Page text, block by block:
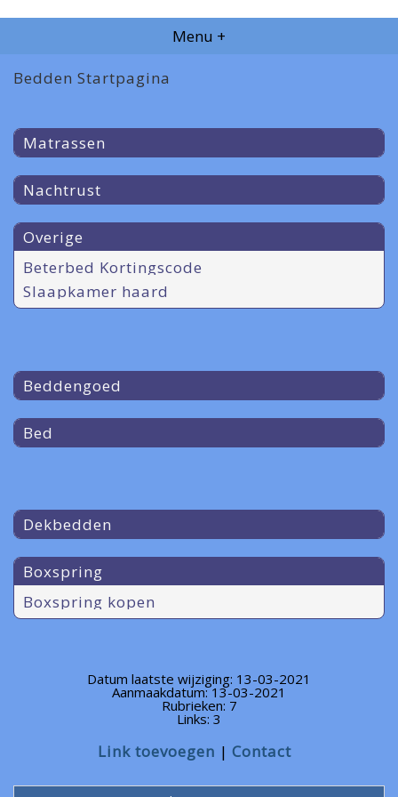
Menu +
Bedden Startpagina
Matrassen
Nachtrust
Overige
Beterbed Kortingscode
Slaapkamer haard
Beddengoed
Bed
Dekbedden
Boxspring
Boxspring kopen
Datum laatste wijziging: 13-03-2021
Aanmaakdatum: 13-03-2021
Rubrieken: 7
Links: 3
Link toevoegen Contact